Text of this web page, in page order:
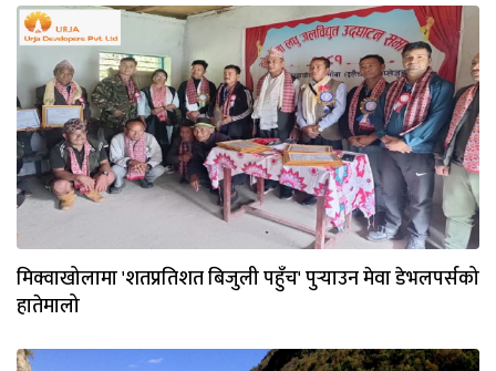
मिक्वाखोलामा 'शतप्रतिशत बिजुली पहुँच' पुर्‍याउन मेवा डेभलपर्सको
हातेमालो